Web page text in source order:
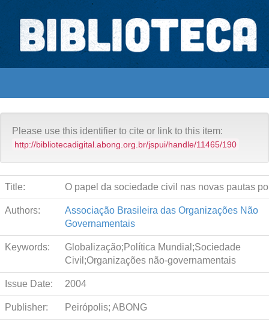
Skip
navigation
Biblioteca Digital Abong Acervo Abong Abong
Espaços para ajustar tela
Please use this identifier to cite or link to this item:
http://bibliotecadigital.abong.org.br/jspui/handle/11465/190
Title: O papel da sociedade civil nas novas pautas
Authors:
Associação Brasileira das Organizações Não
Governamentais
Keywords:
Globalização;Política Mundial;Sociedade
Civil;Organizações não-governamentais
Issue Date: 2004
Publisher: Peirópolis; ABONG